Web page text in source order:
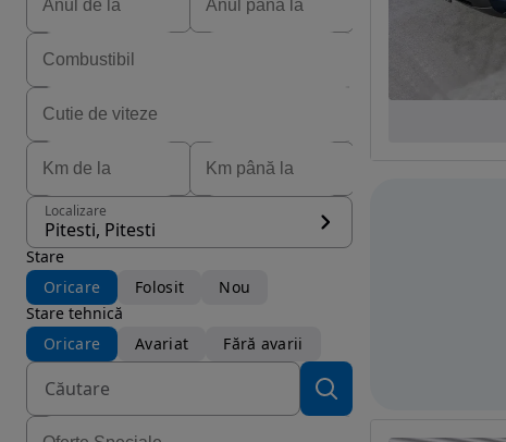
Localizare
Pitesti, Pitesti
Stare
Oricare
Folosit
Nou
Stare tehnică
Oricare
Avariat Fără avarii